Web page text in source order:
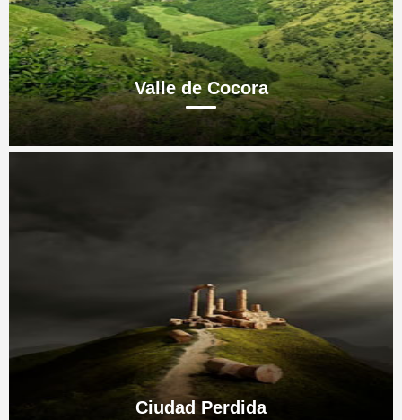
Valle de Cocora
Ciudad Perdida